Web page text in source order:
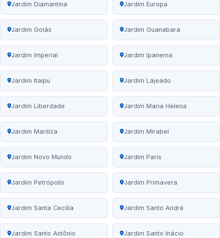
Jardim Diamantina Jardim Europa
Jardim Goiás Jardim Guanabara
Jardim Imperial Jardim Ipanema
Jardim Itaipu Jardim Lajeado
Jardim Liberdade Jardim Maria Helena
Jardim Mariliza Jardim Mirabel
Jardim Novo Mundo Jardim Paris
Jardim Petrópolis Jardim Primavera
Jardim Santa Cecília Jardim Santo André
Jardim Santo Antônio Jardim Santo Inácio